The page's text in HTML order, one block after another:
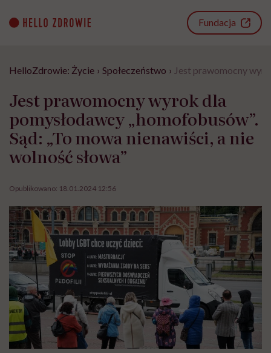
content
Fundacja
HelloZdrowie: Życie › Społeczeństwo › Jest prawomocny
Jest prawomocny wyrok dla
pomysłodawcy „homofobusów”.
Sąd: „To mowa nienawiści, a nie
wolność słowa”
Opublikowano: 18.01.2024 12:56